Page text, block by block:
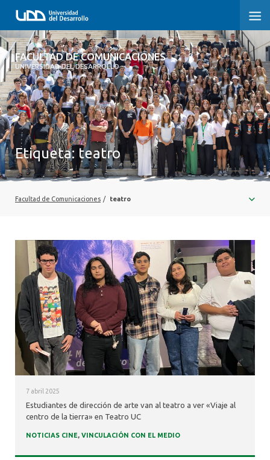
FACULTAD DE COMUNICACIONES
UNIVERSIDAD DEL DESARROLLO
FACULTAD DE COMUNICACIONES
INICIO
SOBRE LA FACULTAD
CARRERAS
POSTGRADOS Y EDUCACIÓN CONTINUA
CENTRO DE ESCRITURA
ALUMNI
Etiqueta: teatro
Facultad de Comunicaciones / teatro
7 abril 2025
Estudiantes de dirección de arte van al teatro a ver «Viaje al
centro de la tierra» en Teatro UC
NOTICIAS CINE, VINCULACIÓN CON EL MEDIO